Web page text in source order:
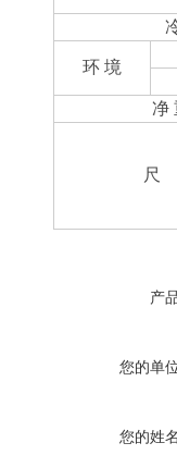
环 境
净
尺
产
您的单
您的姓